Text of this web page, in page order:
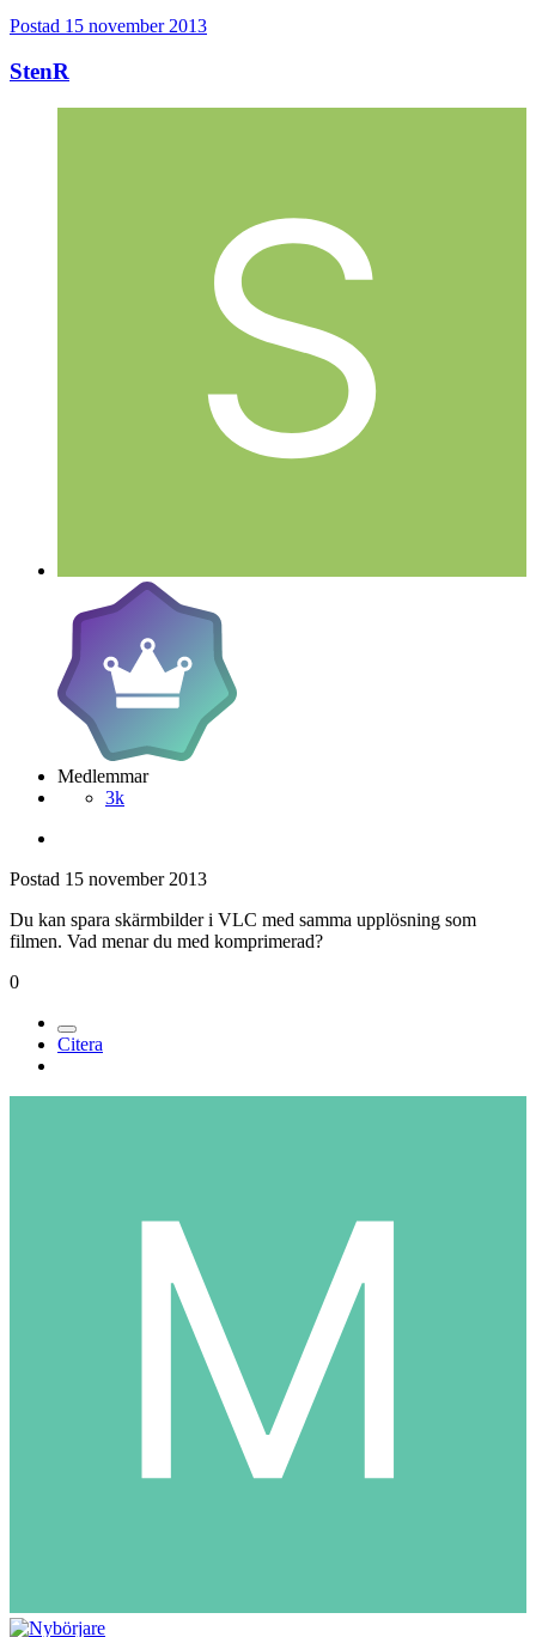
Postad 15 november 2013
StenR
Medlemmar
3k
Postad 15 november 2013
Du kan spara skärmbilder i VLC med samma upplösning som
filmen. Vad menar du med komprimerad?
0
Citera